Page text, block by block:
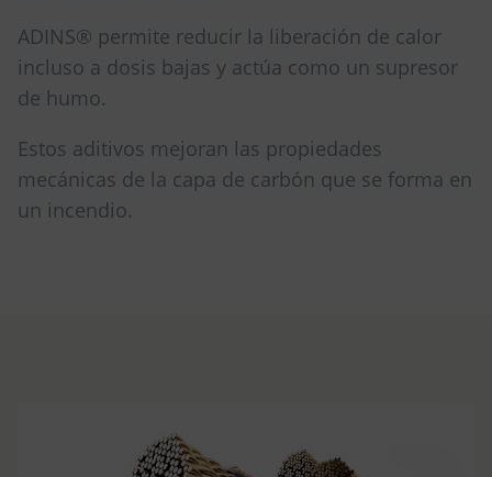
ADINS® permite reducir la liberación de calor
incluso a dosis bajas y actúa como un supresor
de humo.
Estos aditivos mejoran las propiedades
mecánicas de la capa de carbón que se forma en
un incendio.